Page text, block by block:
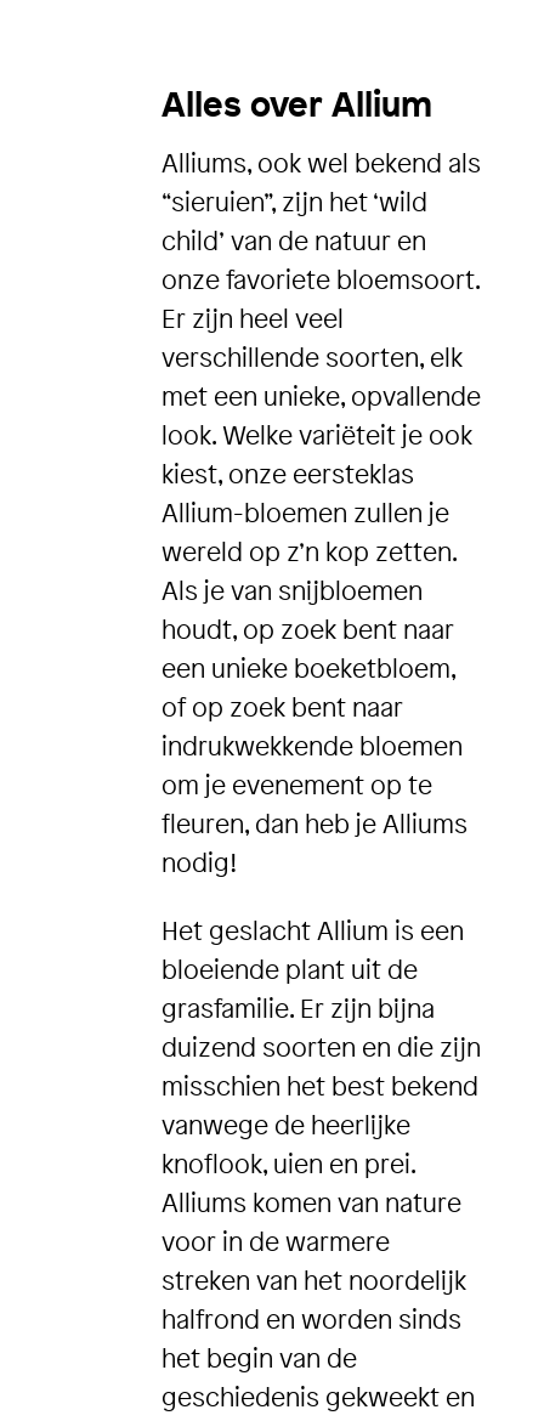
Alles over Allium
Alliums, ook wel bekend als
“sieruien”, zijn het ‘wild
child’ van de natuur en
onze favoriete bloemsoort.
Er zijn heel veel
verschillende soorten, elk
met een unieke, opvallende
look. Welke variëteit je ook
kiest, onze eersteklas
Allium-bloemen zullen je
wereld op z’n kop zetten.
Als je van snijbloemen
houdt, op zoek bent naar
een unieke boeketbloem,
of op zoek bent naar
indrukwekkende bloemen
om je evenement op te
fleuren, dan heb je Alliums
nodig!
Het geslacht Allium is een
bloeiende plant uit de
grasfamilie. Er zijn bijna
duizend soorten en die zijn
misschien het best bekend
vanwege de heerlijke
knoflook, uien en prei.
Alliums komen van nature
voor in de warmere
streken van het noordelijk
halfrond en worden sinds
het begin van de
geschiedenis gekweekt en